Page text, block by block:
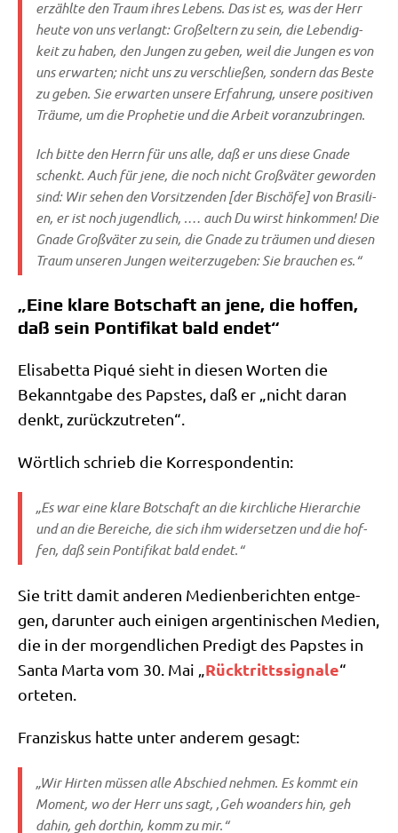
erzähl­te den Traum ihres Lebens. Das ist es, was der Herr
heu­te von uns ver­langt: Groß­el­tern zu sein, die Leben­dig­
keit zu haben, den Jun­gen zu geben, weil die Jun­gen es von
uns erwar­ten; nicht uns zu ver­schlie­ßen, son­dern das Beste
zu geben. Sie erwar­ten unse­re Erfah­rung, unse­re posi­ti­ven
Träu­me, um die Pro­phe­tie und die Arbeit voranzubringen.
Ich bit­te den Herrn für uns alle, daß er uns die­se Gna­de
schenkt. Auch für jene, die noch nicht Groß­vä­ter gewor­den
sind: Wir sehen den Vor­sit­zen­den [der Bischö­fe] von Bra­si­li­
en, er ist noch jugend­lich, .… auch Du wirst hin­kom­men! Die
Gna­de Groß­vä­ter zu sein, die Gna­de zu träu­men und die­sen
Traum unse­ren Jun­gen wei­ter­zu­ge­ben: Sie brau­chen es.“
„Eine klare Botschaft an jene, die hoffen,
daß sein Pontifikat bald endet“
Eli­sa­bet­ta Piqué sieht in die­sen Wor­ten die
Bekannt­ga­be des Pap­stes, daß er „nicht dar­an
denkt, zurückzutreten“.
Wört­lich schrieb die Korrespondentin:
„Es war eine kla­re Bot­schaft an die kirch­li­che Hier­ar­chie
und an die Berei­che, die sich ihm wider­set­zen und die hof­
fen, daß sein Pon­ti­fi­kat bald endet.“
Sie tritt damit ande­ren Medi­en­be­rich­ten ent­ge­
gen, dar­un­ter auch eini­gen argen­ti­ni­schen Medi­en,
die in der mor­gend­li­chen Pre­digt des Pap­stes in
San­ta Mar­ta vom 30. Mai „Rück­tritts­si­gna­le“
orte­ten.
Fran­zis­kus hat­te unter ande­rem gesagt:
„Wir Hir­ten müs­sen alle Abschied neh­men. Es kommt ein
Moment, wo der Herr uns sagt, ‚Geh woan­ders hin, geh
dahin, geh dort­hin, komm zu mir.“